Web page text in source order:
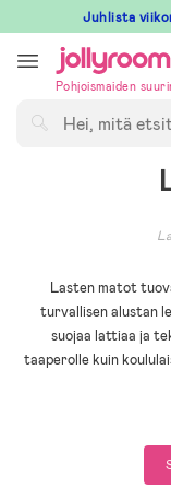
till
innehållet
Juhlista
Pohjoismaiden
Lasten matot
turvallisen alustan
suojaa lattiaa ja
taaperolle kuin